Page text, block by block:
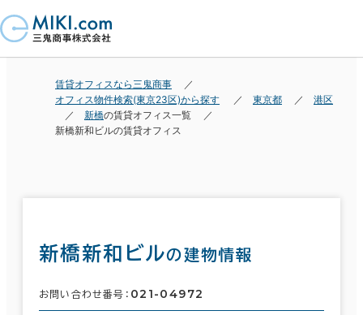
賃貸オフィスなら三鬼商事
オフィス物件検索(東京23区)から探す
東京都
港区
新橋の賃貸オフィス一覧
新橋新和ビルの賃貸オフィス
新橋新和ビルの建物情報
お問い合わせ番号： 021-04972